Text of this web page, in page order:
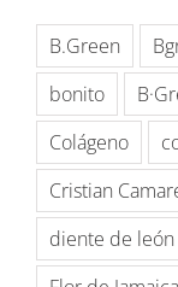
B.Green
bonito
Colágeno
Cristian
diente de león